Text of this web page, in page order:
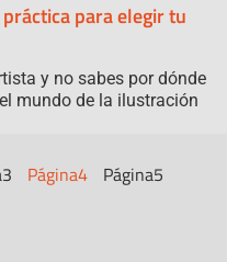
para elegir tu
y no sabes por dónde
mundo de la ilustración
3 Página4 Página5